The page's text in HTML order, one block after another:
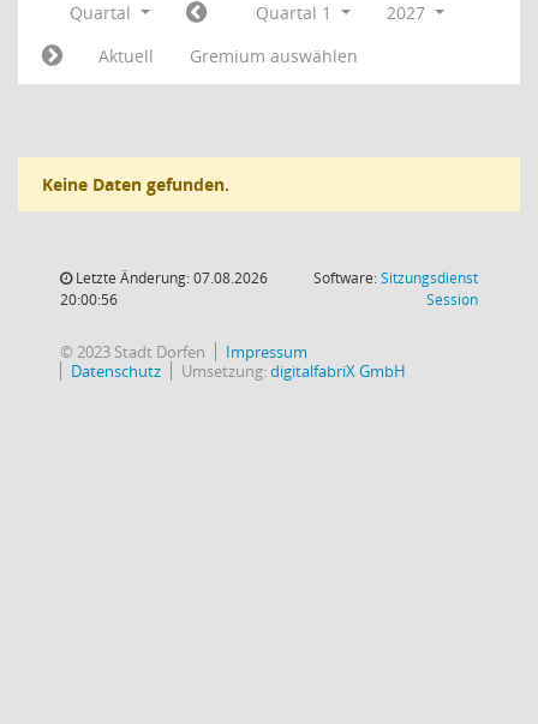
Quartal Quartal 1
2027
Aktuell
Gremium auswählen
Keine Daten gefunden.
Letzte Änderung: 07.08.2026
20:00:56
Software:Sitzungsdienst
Session(Wird in
© 2023 Stadt Dorfen
Impressum
Datenschutz
Umsetzung:digitalfabriX GmbH